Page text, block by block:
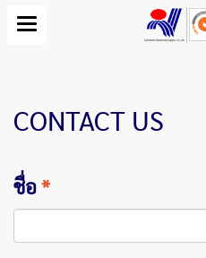
CONTACT US
ชื่อ*